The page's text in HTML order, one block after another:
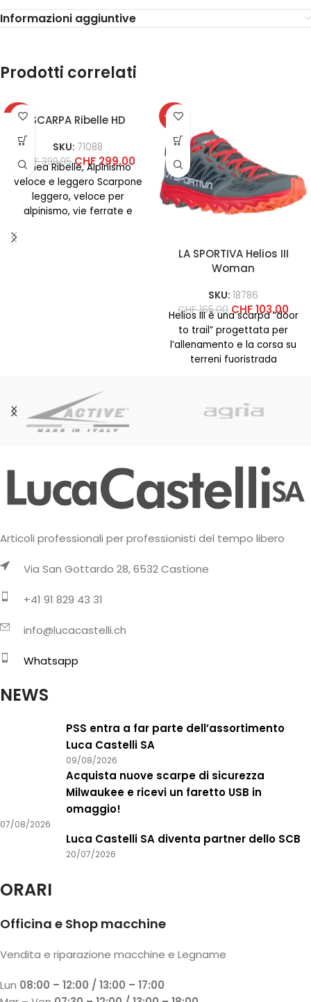
Informazioni aggiuntive
Prodotti correlati
-25% SCARPA Ribelle HD
SKU: 71088
CHF399.95 CHF299.00
Linea Ribelle, Alpinismo
veloce e leggero Scarpone
leggero, veloce per
alpinismo, vie ferrate e
anche con carichi pesanti.
-38%
LA SPORTIVA Helios III
Woman
SKU: 18786
CHF165.00 CHF103.00
Helios III è una scarpa “door
to trail” progettata per
l’allenamento e la corsa su
terreni fuoristrada
Articoli professionali per professionisti del tempo libero
Via San Gottardo 28, 6532 Castione
+41 91 829 43 31
info@lucacastelli.ch
Whatsapp
NEWS
PSS entra a far parte dell’assortimento
Luca Castelli SA
09/08/2026
Acquista nuove scarpe di sicurezza
Milwaukee e ricevi un faretto USB in
omaggio!
07/08/2026
Luca Castelli SA diventa partner dello SCB
20/07/2026
ORARI
Officina e Shop macchine
Vendita e riparazione macchine e Legname
Lun 08:00 – 12:00 / 13:00 – 17:00